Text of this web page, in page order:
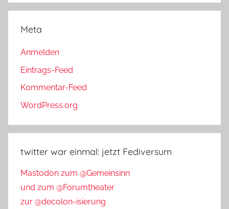
Meta
Anmelden
Eintrags-Feed
Kommentar-Feed
WordPress.org
twitter war einmal: jetzt Fediversum
Mastodon zum @Gemeinsinn
und zum @Forumtheater
zur @decolon-isierung